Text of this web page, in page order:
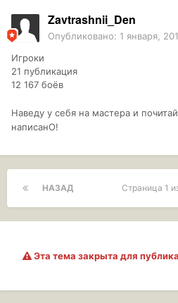
Zavtrashnii_Den
Опубликовано: 1 января,
Игроки
21 публикация
12 167 боёв
Наведу у себя на мастера и
написанО!
НАЗАД Страница 1
Эта тема закрыта для